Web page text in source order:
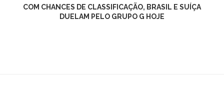
COM CHANCES DE CLASSIFICAÇÃO, BRASIL E SUÍÇA
DUELAM PELO GRUPO G HOJE